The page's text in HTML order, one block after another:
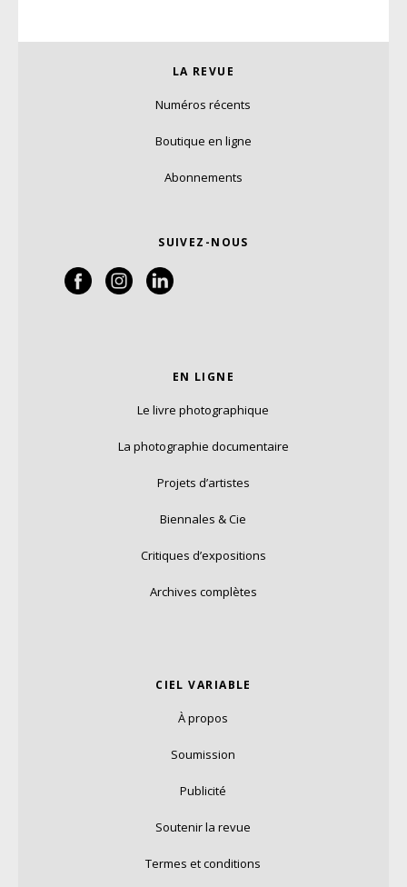
LA REVUE
Numéros récents
Boutique en ligne
Abonnements
SUIVEZ-NOUS
EN LIGNE
Le livre photographique
La photographie documentaire
Projets d’artistes
Biennales & Cie
Critiques d’expositions
Archives complètes
CIEL VARIABLE
À propos
Soumission
Publicité
Soutenir la revue
Termes et conditions